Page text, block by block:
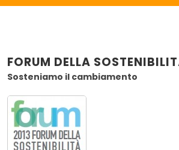
FORUM DELLA
Sosteniamo il cambiamento